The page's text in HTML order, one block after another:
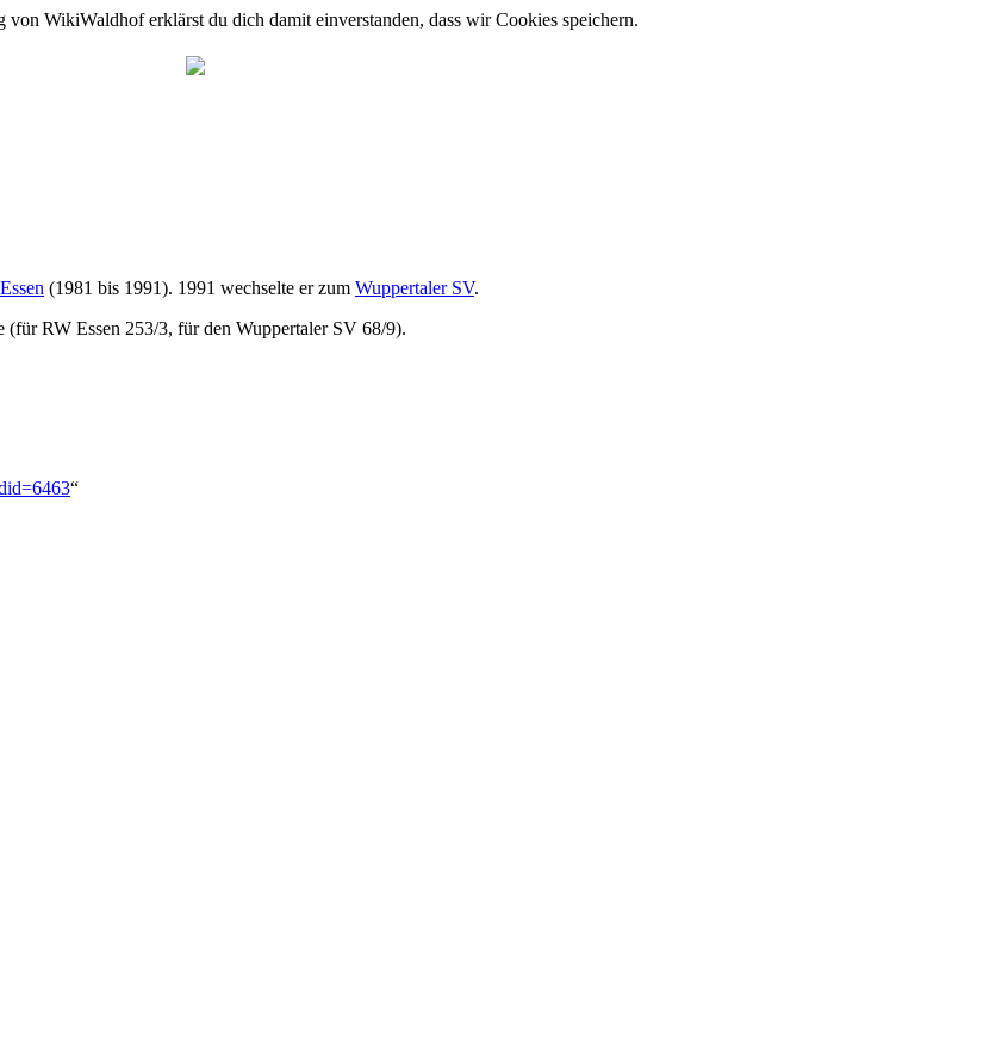
WikiWaldhof erklärst du dich damit einverstanden, dass wir Cookies speichern.
(1981 bis 1991). 1991 wechselte er zum Wuppertaler SV.
(für RW Essen 253/3, für den Wuppertaler SV 68/9).
“